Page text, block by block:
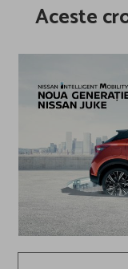
Aceste